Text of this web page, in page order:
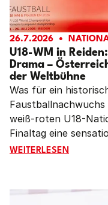
U18-WM in
Drama –
der Weltbühne
26.7.2026
Was für ein
weiß-roten U18-
Finaltag eine
untermauerten
Deutschland ihren
WEITERLESEN
U18-WM IN